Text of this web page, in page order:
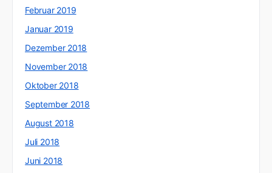
Februar 2019
Januar 2019
Dezember 2018
November 2018
Oktober 2018
September 2018
August 2018
Juli 2018
Juni 2018